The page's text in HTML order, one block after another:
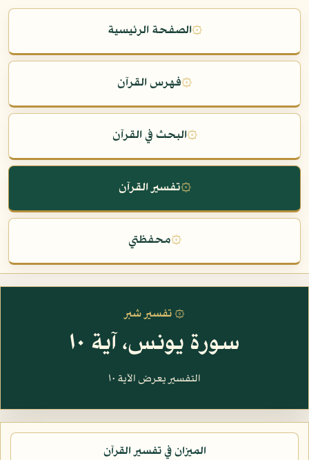
۞الصفحة الرئيسية
۞فهرس القرآن
۞البحث في القرآن
۞تفسير القرآن
۞محفظتي
۞ تفسير شبر
سورة يونس، آية ١٠
التفسير يعرض الآية ١٠
الميزان في تفسير القرآن